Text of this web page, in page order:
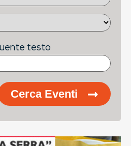
testo
Cerca Eventi